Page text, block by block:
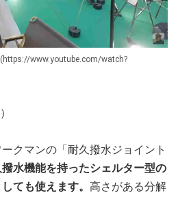
www.youtube.com/watch?
クマンの「耐久撥水ジョイント
水機能を持ったシェルター型の
ても使えます。 高さがある分解